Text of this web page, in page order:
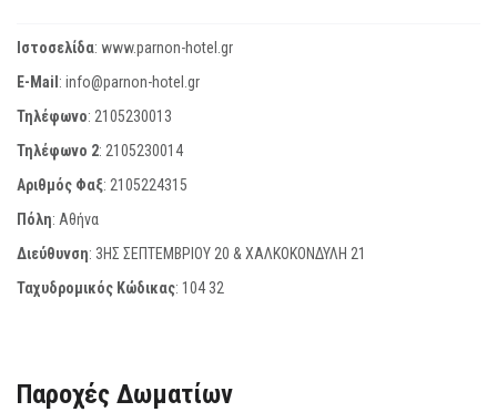
Ιστοσελίδα: www.parnon-hotel.gr
E-Mail: info@parnon-hotel.gr
Τηλέφωνο: 2105230013
Τηλέφωνο 2: 2105230014
Αριθμός Φαξ: 2105224315
Πόλη: Αθήνα
Διεύθυνση: 3ΗΣ ΣΕΠΤΕΜΒΡΙΟΥ 20 & ΧΑΛΚΟΚΟΝΔΥΛΗ 21
Ταχυδρομικός Κώδικας: 104 32
Παροχές Δωματίων